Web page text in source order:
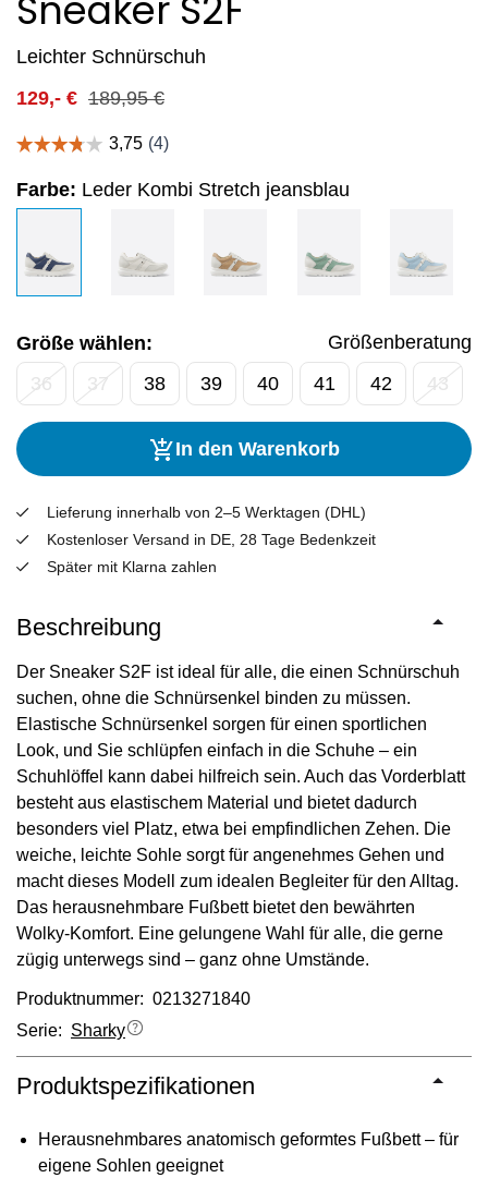
Sneaker S2F
Leichter Schnürschuh
189,95€
129,- €
Farbe: Leder Kombi Stretch jeansblau
Größe wählen:
Größenberatung
36
37 38 39 40 41 42 43
In den Warenkorb
Lieferung innerhalb von 2–5 Werktagen (DHL)
Kostenloser Versand in DE, 28 Tage Bedenkzeit
Später mit Klarna zahlen
Beschreibung
Der Sneaker S2F ist ideal für alle, die einen Schnürschuh
suchen, ohne die Schnürsenkel binden zu müssen.
Elastische Schnürsenkel sorgen für einen sportlichen
Look, und Sie schlüpfen einfach in die Schuhe – ein
Schuhlöffel kann dabei hilfreich sein. Auch das Vorderblatt
besteht aus elastischem Material und bietet dadurch
besonders viel Platz, etwa bei empfindlichen Zehen. Die
weiche, leichte Sohle sorgt für angenehmes Gehen und
macht dieses Modell zum idealen Begleiter für den Alltag.
Das herausnehmbare Fußbett bietet den bewährten
Wolky-Komfort. Eine gelungene Wahl für alle, die gerne
zügig unterwegs sind – ganz ohne Umstände.
Produktnummer: 0213271840
Serie: Sharky
Produktspezifikationen
Herausnehmbares anatomisch geformtes Fußbett – für
eigene Sohlen geeignet